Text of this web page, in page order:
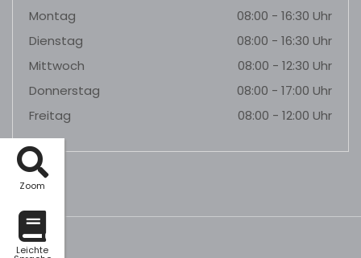
Zoom
Leichte
Montag
08:00 - 16:30 Uhr
Dienstag
08:00 - 16:30 Uhr
Mittwoch
08:00 - 12:30 Uhr
Donnerstag
08:00 - 17:00 Uhr
Freitag
08:00 - 12:00 Uhr